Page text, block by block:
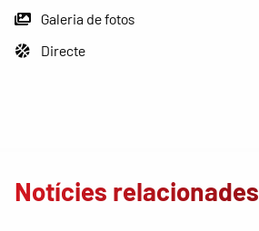
Galeria de fotos
Directe
Notícies relacionades